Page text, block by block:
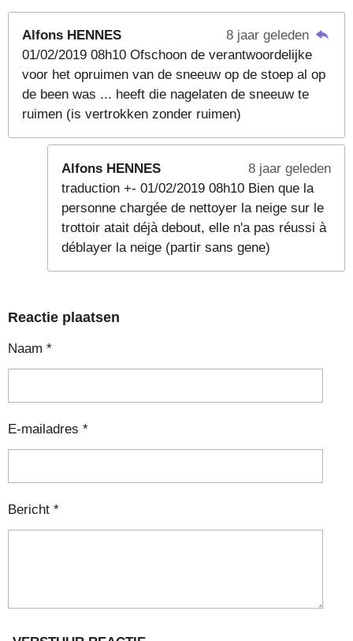
Alfons HENNES
8 jaar geleden
01/02/2019 08h10 Ofschoon de verantwoordelijke
voor het opruimen van de sneeuw op de stoep al op
de been was ... heeft die nagelaten de sneeuw te
ruimen (is vertrokken zonder ruimen)
Alfons HENNES
8 jaar geleden
traduction +- 01/02/2019 08h10 Bien que la
personne chargée de nettoyer la neige sur le
trottoir atait déjà debout, elle n'a pas réussi à
déblayer la neige (partir sans gene)
Reactie plaatsen
Naam *
E-mailadres *
Bericht *